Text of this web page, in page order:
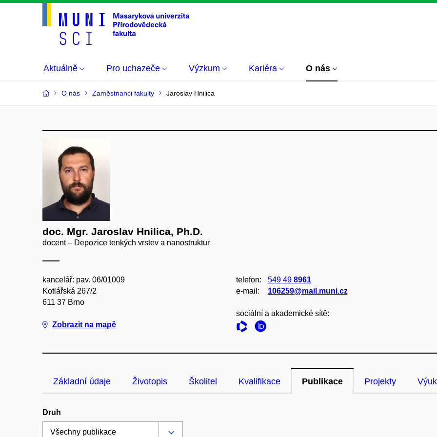
Aktuálně Pro uchazeče Výzkum Kariéra O nás
O nás Zaměstnanci fakulty Jaroslav Hnilica
doc. Mgr. Jaroslav Hnilica, Ph.D.
docent – Depozice tenkých vrstev a nanostruktur
kancelář: pav. 06/01009
Kotlářská 267/2
611 37 Brno
Zobrazit na mapě
telefon: 549 49 8961
e‑mail:
106259@mail.muni.cz
sociální a akademické sítě:
Základní údaje Životopis Školitel Kvalifikace Publikace Projekty
Druh